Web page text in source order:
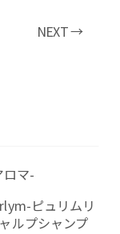
NEXT →
マ-
ピュリムリ
ルプシャンプ